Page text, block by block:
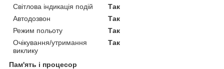
Світлова індикація подій
Так
Автодозвон
Так
Режим польоту
Так
Очікування/утримання
виклику
Так
Пам'ять і процесор